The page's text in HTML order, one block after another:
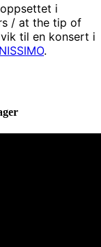
i
/ at the tip of
til en konsert i
.